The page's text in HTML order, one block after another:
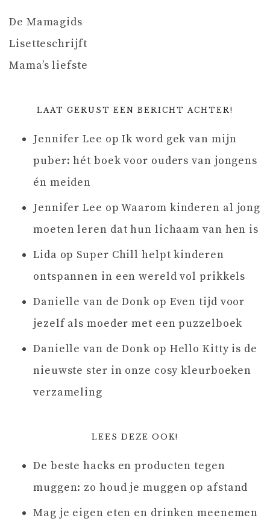
De Mamagids
Lisetteschrijft
Mama’s liefste
LAAT GERUST EEN BERICHT ACHTER!
Jennifer Lee opIk word gek van mijn
puber: hét boek voor ouders van jongens
én meiden
Jennifer Lee opWaarom kinderen al jong
moeten leren dat hun lichaam van hen is
Lida op Super Chill helpt kinderen
ontspannen in een wereld vol prikkels
Danielle van de Donk op Even tijd voor
jezelf als moeder met een puzzelboek
Danielle van de Donk op Hello Kitty is de
nieuwste ster in onze cosy kleurboeken
verzameling
LEES DEZE OOK!
De beste hacks en producten tegen
muggen: zo houd je muggen op afstand
Mag je eigen eten en drinken meenemen